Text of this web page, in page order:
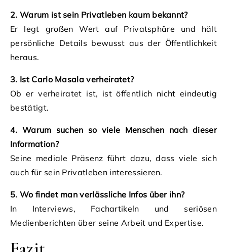
2. Warum ist sein Privatleben kaum bekannt?
Er legt großen Wert auf Privatsphäre und hält
persönliche Details bewusst aus der Öffentlichkeit
heraus.
3. Ist Carlo Masala verheiratet?
Ob er verheiratet ist, ist öffentlich nicht eindeutig
bestätigt.
4. Warum suchen so viele Menschen nach dieser
Information?
Seine mediale Präsenz führt dazu, dass viele sich
auch für sein Privatleben interessieren.
5. Wo findet man verlässliche Infos über ihn?
In Interviews, Fachartikeln und seriösen
Medienberichten über seine Arbeit und Expertise.